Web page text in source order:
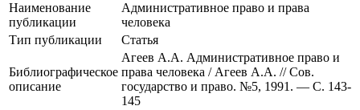
Наименование
публикации
Административное право и права
человека
Тип публикации
Статья
Библиографическое
описание
Агеев А.А. Административное право и
права человека / Агеев А.А. // Сов.
государство и право. №5, 1991. — С. 143-
145